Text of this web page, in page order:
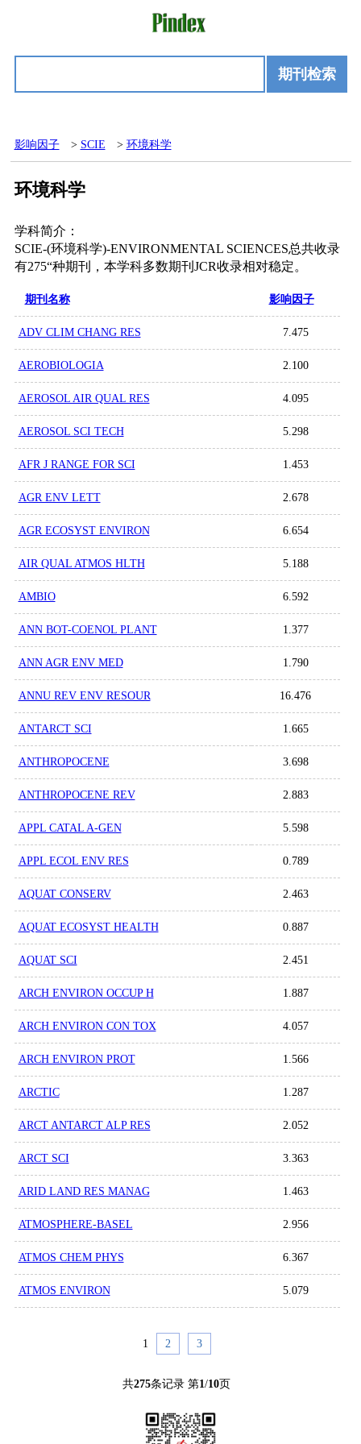
期刊检索
影响因子 > SCIE > 环境科学
环境科学
学科简介：
SCIE-(环境科学)-ENVIRONMENTAL SCIENCES总共收录
有275“种期刊，本学科多数期刊JCR收录相对稳定。
期刊名称 影响因子
ADV CLIM CHANG RES 7.475
AEROBIOLOGIA 2.100
AEROSOL AIR QUAL RES 4.095
AEROSOL SCI TECH 5.298
AFR J RANGE FOR SCI 1.453
AGR ENV LETT 2.678
AGR ECOSYST ENVIRON 6.654
AIR QUAL ATMOS HLTH 5.188
AMBIO 6.592
ANN BOT-COENOL PLANT 1.377
ANN AGR ENV MED 1.790
ANNU REV ENV RESOUR 16.476
ANTARCT SCI 1.665
ANTHROPOCENE 3.698
ANTHROPOCENE REV 2.883
APPL CATAL A-GEN 5.598
APPL ECOL ENV RES 0.789
AQUAT CONSERV 2.463
AQUAT ECOSYST HEALTH 0.887
AQUAT SCI 2.451
ARCH ENVIRON OCCUP H 1.887
ARCH ENVIRON CON TOX 4.057
ARCH ENVIRON PROT 1.566
ARCTIC 1.287
ARCT ANTARCT ALP RES 2.052
ARCT SCI 3.363
ARID LAND RES MANAG 1.463
ATMOSPHERE-BASEL 2.956
ATMOS CHEM PHYS 6.367
ATMOS ENVIRON 5.079
1 2 3
共275条记录 第1/10页